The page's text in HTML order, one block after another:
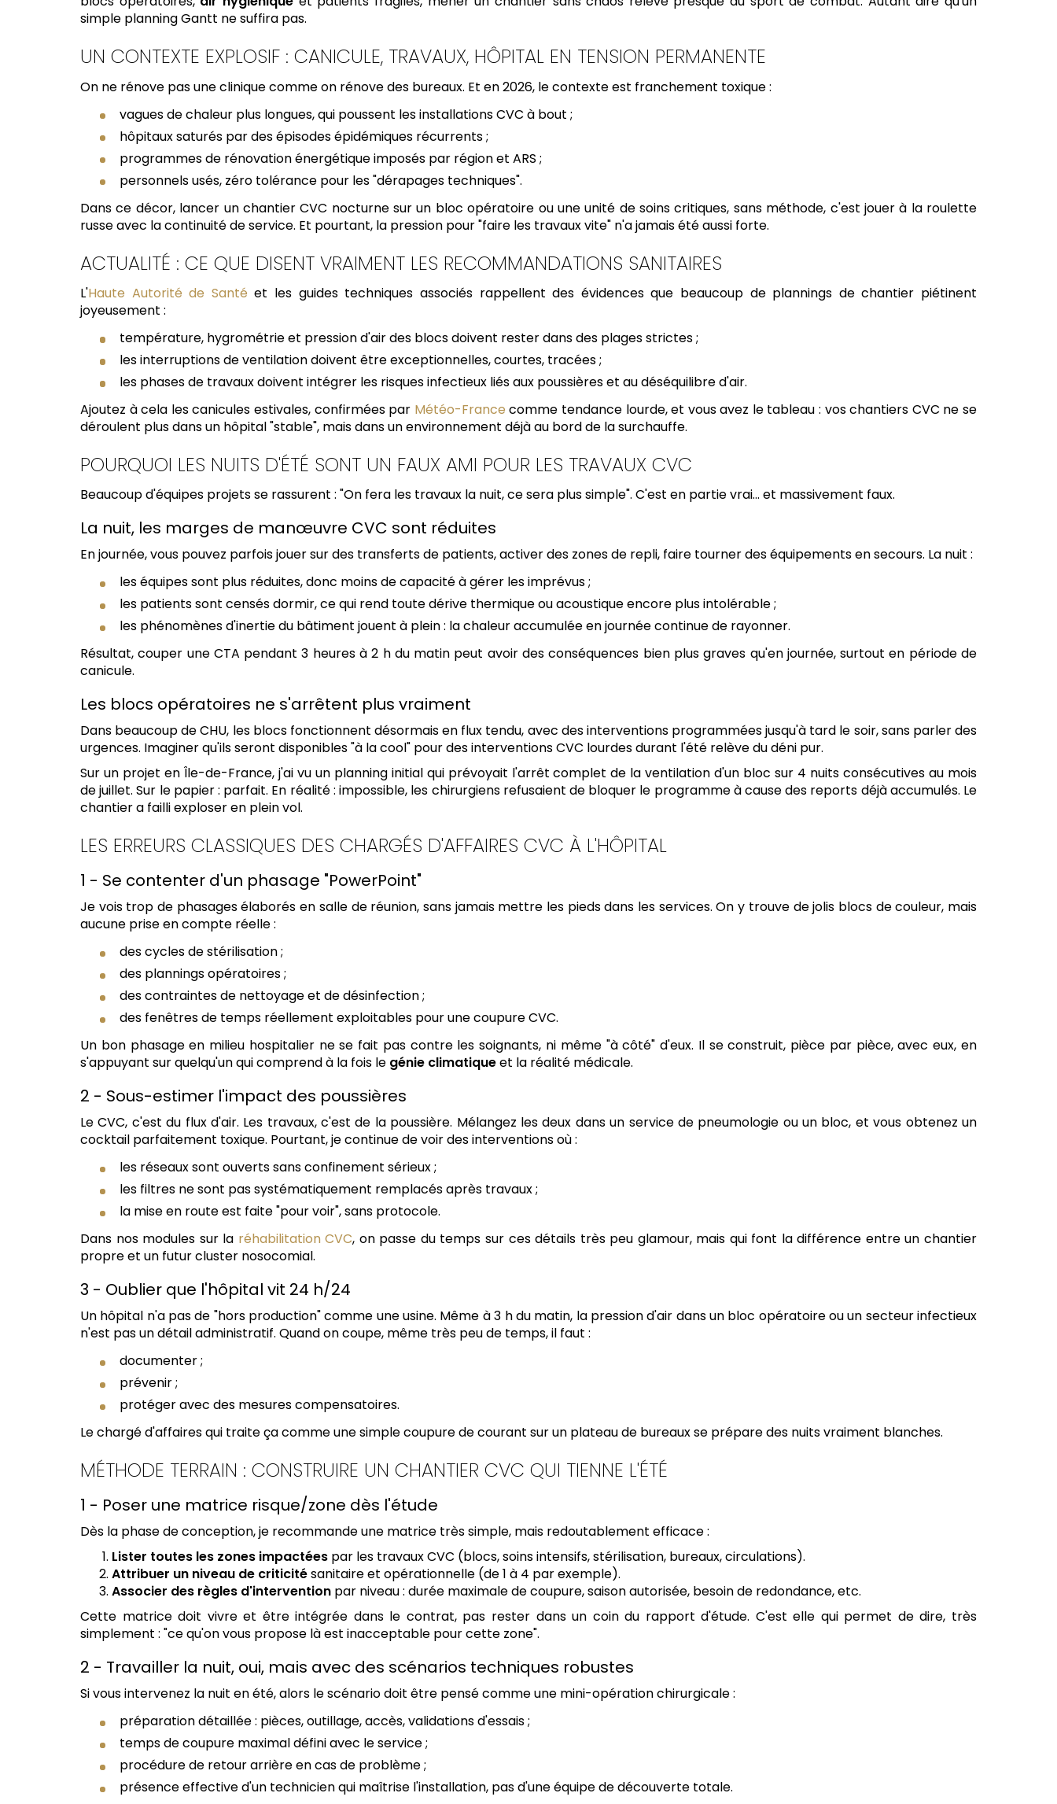
simple planning Gantt ne suffira pas.
UN CONTEXTE EXPLOSIF : CANICULE, TRAVAUX, HÔPITAL EN TENSION PERMANENTE
On ne rénove pas une clinique comme on rénove des bureaux. Et en 2026, le contexte est franchement toxique :
vagues de chaleur plus longues, qui poussent les installations CVC à bout ;
hôpitaux saturés par des épisodes épidémiques récurrents ;
programmes de rénovation énergétique imposés par région et ARS ;
personnels usés, zéro tolérance pour les "dérapages techniques".
Dans ce décor, lancer un chantier CVC nocturne sur un bloc opératoire ou une unité de soins critiques, sans méthode, c'est jouer à la roulette
russe avec la continuité de service. Et pourtant, la pression pour "faire les travaux vite" n'a jamais été aussi forte.
ACTUALITÉ : CE QUE DISENT VRAIMENT LES RECOMMANDATIONS SANITAIRES
L'Haute Autorité de Santé et les guides techniques associés rappellent des évidences que beaucoup de plannings de chantier piétinent
joyeusement :
température, hygrométrie et pression d'air des blocs doivent rester dans des plages strictes ;
les interruptions de ventilation doivent être exceptionnelles, courtes, tracées ;
les phases de travaux doivent intégrer les risques infectieux liés aux poussières et au déséquilibre d'air.
Ajoutez à cela les canicules estivales, confirmées par Météo-France comme tendance lourde, et vous avez le tableau : vos chantiers CVC ne se
déroulent plus dans un hôpital "stable", mais dans un environnement déjà au bord de la surchauffe.
POURQUOI LES NUITS D'ÉTÉ SONT UN FAUX AMI POUR LES TRAVAUX CVC
Beaucoup d'équipes projets se rassurent : "On fera les travaux la nuit, ce sera plus simple". C'est en partie vrai... et massivement faux.
La nuit, les marges de manœuvre CVC sont réduites
En journée, vous pouvez parfois jouer sur des transferts de patients, activer des zones de repli, faire tourner des équipements en secours. La nuit :
les équipes sont plus réduites, donc moins de capacité à gérer les imprévus ;
les patients sont censés dormir, ce qui rend toute dérive thermique ou acoustique encore plus intolérable ;
les phénomènes d'inertie du bâtiment jouent à plein : la chaleur accumulée en journée continue de rayonner.
Résultat, couper une CTA pendant 3 heures à 2 h du matin peut avoir des conséquences bien plus graves qu'en journée, surtout en période de
canicule.
Les blocs opératoires ne s'arrêtent plus vraiment
Dans beaucoup de CHU, les blocs fonctionnent désormais en flux tendu, avec des interventions programmées jusqu'à tard le soir, sans parler des
urgences. Imaginer qu'ils seront disponibles "à la cool" pour des interventions CVC lourdes durant l'été relève du déni pur.
Sur un projet en Île-de-France, j'ai vu un planning initial qui prévoyait l'arrêt complet de la ventilation d'un bloc sur 4 nuits consécutives au mois
de juillet. Sur le papier : parfait. En réalité : impossible, les chirurgiens refusaient de bloquer le programme à cause des reports déjà accumulés. Le
chantier a failli exploser en plein vol.
LES ERREURS CLASSIQUES DES CHARGÉS D'AFFAIRES CVC À L'HÔPITAL
1 - Se contenter d'un phasage "PowerPoint"
Je vois trop de phasages élaborés en salle de réunion, sans jamais mettre les pieds dans les services. On y trouve de jolis blocs de couleur, mais
aucune prise en compte réelle :
des cycles de stérilisation ;
des plannings opératoires ;
des contraintes de nettoyage et de désinfection ;
des fenêtres de temps réellement exploitables pour une coupure CVC.
Un bon phasage en milieu hospitalier ne se fait pas contre les soignants, ni même "à côté" d'eux. Il se construit, pièce par pièce, avec eux, en
s'appuyant sur quelqu'un qui comprend à la fois le génie climatiqueet la réalité médicale.
2 - Sous-estimer l'impact des poussières
Le CVC, c'est du flux d'air. Les travaux, c'est de la poussière. Mélangez les deux dans un service de pneumologie ou un bloc, et vous obtenez un
cocktail parfaitement toxique. Pourtant, je continue de voir des interventions où :
les réseaux sont ouverts sans confinement sérieux ;
les filtres ne sont pas systématiquement remplacés après travaux ;
la mise en route est faite "pour voir", sans protocole.
Dans nos modules sur la réhabilitation CVC, on passe du temps sur ces détails très peu glamour, mais qui font la différence entre un chantier
propre et un futur cluster nosocomial.
3 - Oublier que l'hôpital vit 24 h/24
Un hôpital n'a pas de "hors production" comme une usine. Même à 3 h du matin, la pression d'air dans un bloc opératoire ou un secteur infectieux
n'est pas un détail administratif. Quand on coupe, même très peu de temps, il faut :
documenter ;
prévenir ;
protéger avec des mesures compensatoires.
Le chargé d'affaires qui traite ça comme une simple coupure de courant sur un plateau de bureaux se prépare des nuits vraiment blanches.
MÉTHODE TERRAIN : CONSTRUIRE UN CHANTIER CVC QUI TIENNE L'ÉTÉ
1 - Poser une matrice risque/zone dès l'étude
Dès la phase de conception, je recommande une matrice très simple, mais redoutablement efficace :
Lister toutes les zones impactées par les travaux CVC (blocs, soins intensifs, stérilisation, bureaux, circulations).
Attribuer un niveau de criticitésanitaire et opérationnelle (de 1 à 4 par exemple).
Associer des règles d'intervention par niveau : durée maximale de coupure, saison autorisée, besoin de redondance, etc.
Cette matrice doit vivre et être intégrée dans le contrat, pas rester dans un coin du rapport d'étude. C'est elle qui permet de dire, très
simplement : "ce qu'on vous propose là est inacceptable pour cette zone".
2 - Travailler la nuit, oui, mais avec des scénarios techniques robustes
Si vous intervenez la nuit en été, alors le scénario doit être pensé comme une mini-opération chirurgicale :
préparation détaillée : pièces, outillage, accès, validations d'essais ;
temps de coupure maximal défini avec le service ;
procédure de retour arrière en cas de problème ;
présence effective d'un technicien qui maîtrise l'installation, pas d'une équipe de découverte totale.